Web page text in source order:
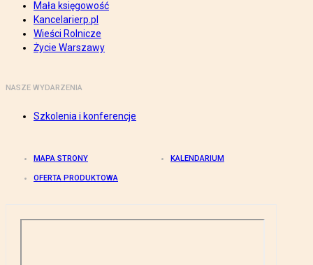
Mała księgowość
Kancelarierp.pl
Wieści Rolnicze
Życie Warszawy
NASZE WYDARZENIA
Szkolenia i konferencje
MAPA STRONY KALENDARIUM
OFERTA PRODUKTOWA